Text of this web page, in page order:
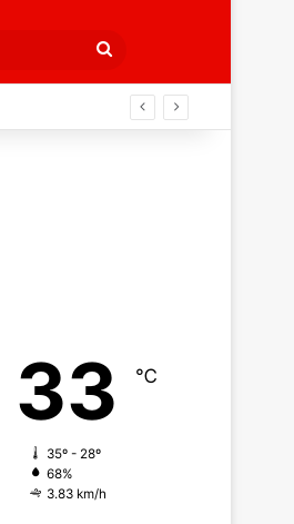
Buscar
por
33 ℃
35º - 28º
68%
3.83 km/h